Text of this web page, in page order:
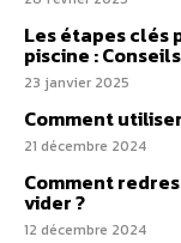
Les étapes clés
piscine :
23 janvier 2025
Comment
21 décembre 2024
Comment
vider ?
12 décembre 2024